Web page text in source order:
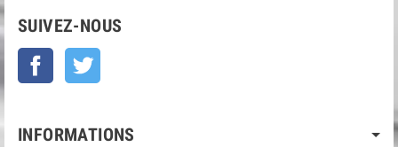
SUIVEZ-NOUS
Facebook
INFORMATIONS